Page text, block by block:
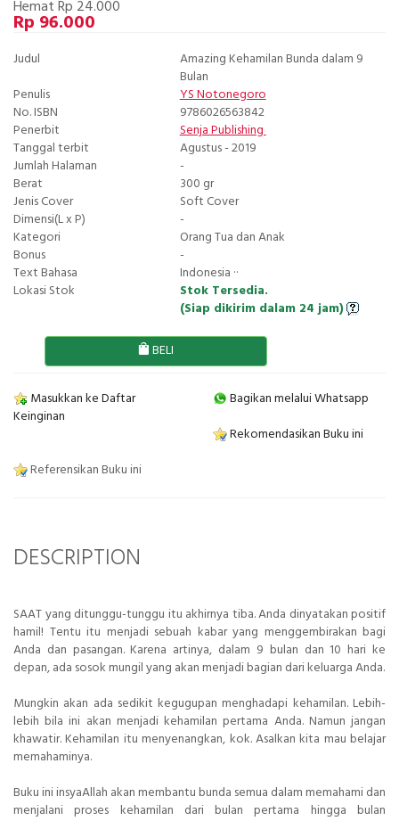
Hemat Rp 24.000
Rp 96.000
Judul
Amazing Kehamilan Bunda dalam 9
Bulan
Penulis
YS Notonegoro
No. ISBN
9786026563842
Penerbit
Senja Publishing
Tanggal terbit
Agustus - 2019
Jumlah Halaman
-
Berat
300 gr
Jenis Cover
Soft Cover
Dimensi(L x P)
-
Kategori
Orang Tua dan Anak
Bonus
-
Text Bahasa
Indonesia ··
Lokasi Stok
Stok Tersedia.
(Siap dikirim dalam 24 jam)
BELI
Masukkan ke Daftar
Keinginan
Bagikan melalui Whatsapp
Rekomendasikan Buku ini
Referensikan Buku ini
DESCRIPTION
SAAT yang ditunggu-tunggu itu akhirnya tiba. Anda dinyatakan positif
hamil! Tentu itu menjadi sebuah kabar yang menggembirakan bagi
Anda dan pasangan. Karena artinya, dalam 9 bulan dan 10 hari ke
depan, ada sosok mungil yang akan menjadi bagian dari keluarga Anda.
Mungkin akan ada sedikit kegugupan menghadapi kehamilan. Lebih-
lebih bila ini akan menjadi kehamilan pertama Anda. Namun jangan
khawatir. Kehamilan itu menyenangkan, kok. Asalkan kita mau belajar
memahaminya.
Buku ini insyaAllah akan membantu bunda semua dalam memahami dan
menjalani proses kehamilan dari bulan pertama hingga bulan